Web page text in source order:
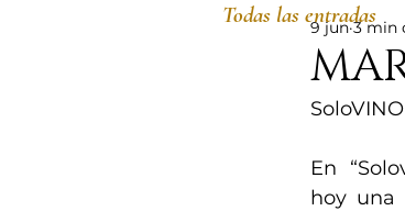
9 jun 3 min
En
hoy una
Todas las entradas